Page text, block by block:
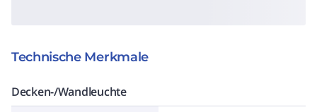
Technische Merkmale
Decken-/Wandleuchte